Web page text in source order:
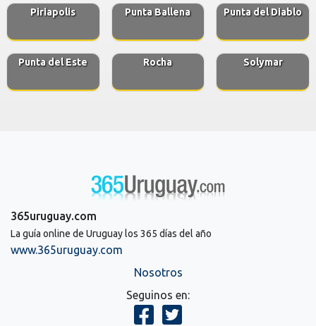
Piriapolis Punta Ballena Punta del Diablo
Punta del Este Rocha Solymar
365uruguay.com
La guía online de Uruguay los 365 días del año
www.365uruguay.com
Nosotros
Seguinos en: